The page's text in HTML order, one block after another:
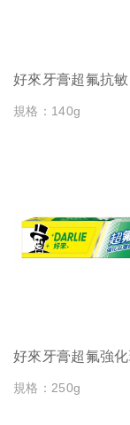
好來牙膏超氟抗敏
規格：140g
好來牙膏超氟強
規格：250g